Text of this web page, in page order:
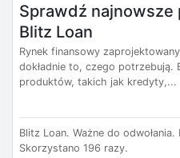
Sprawdź
Blitz Loan
Rynek finansowy
dokładnie to, czego potrzebują.
produktów, takich jak kredyty,...
Blitz Loan. Ważne do odwołania.
Skorzystano 196 razy.